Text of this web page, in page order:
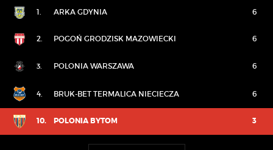
1. ARKA GDYNIA 6
2. POGOŃ GRODZISK MAZOWIECKI 6
3. POLONIA WARSZAWA 6
4. BRUK-BET TERMALICA NIECIECZA 6
10. POLONIA BYTOM 3